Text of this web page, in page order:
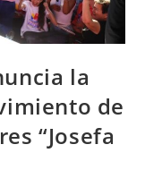
la
de
“Josefa